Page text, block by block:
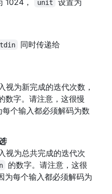
unit
同时传递给
视为新完成的迭代次数，
数字。请注意，这很慢
个输入都必须解码为数
视为总共完成的迭代次
的数字。请注意，这很
每个输入都必须解码为